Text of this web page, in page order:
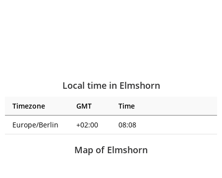
Local time in Elmshorn
Timezone GMT
Time
Europe/Berlin
+02:00 08:08
Map of Elmshorn